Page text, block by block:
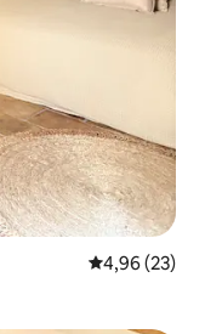
Prosječna
4,96 (23)